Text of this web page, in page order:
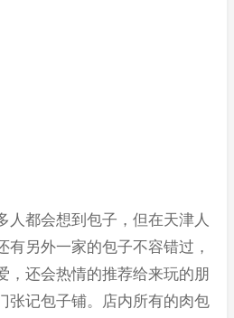
人都会想到包子，但在天津人
有另外一家的包子不容错过，
，还会热情的推荐给来玩的朋
张记包子铺。店内所有的肉包